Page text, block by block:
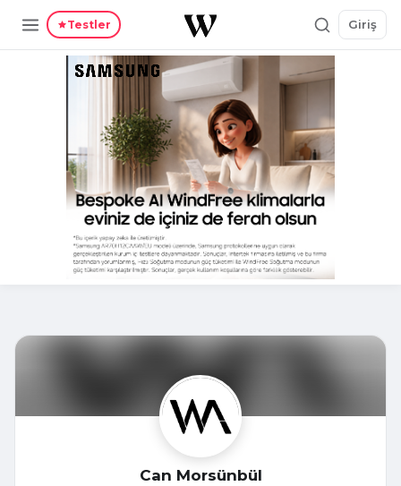
Testler Giriş
Can Morsünbül